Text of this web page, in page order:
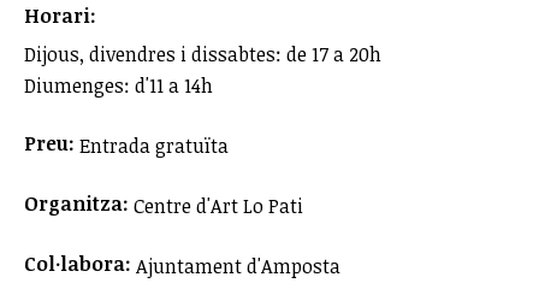
Horari:
Dijous, divendres i dissabtes: de 17 a 20h
Diumenges: d'11 a 14h
Preu: Entrada gratuïta
Organitza: Centre d'Art Lo Pati
Col·labora: Ajuntament d'Amposta